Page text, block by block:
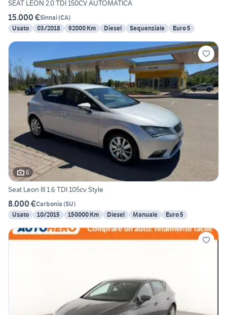
SEAT LEON 2.0 TDI 150CV AUTOMATICA
15.000 €Sinnai(CA)
Usato
03/2018 92000 Km Diesel Sequenziale Euro 5
6
Seat Leon III 1.6 TDI 105cv Style
8.000 €Carbonia (SU)
Usato
10/2015 150000 Km Diesel Manuale Euro 5